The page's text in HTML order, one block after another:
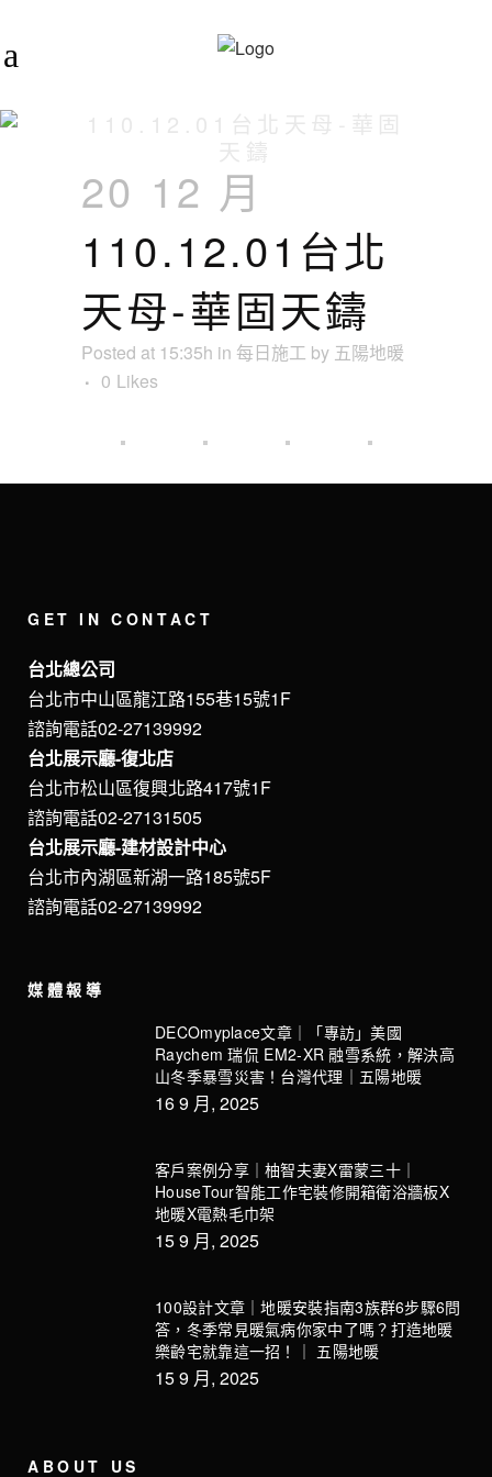
20 12 月
110.12.01台北
天母-華固天鑄
Posted at 15:35h in 每日施工 by 五陽地暖
0 Likes
GET IN CONTACT
台北總公司
台北市中山區龍江路155巷15號1F
諮詢電話02-27139992
台北展示廳-復北店
台北市松山區復興北路417號1F
諮詢電話02-27131505
台北展示廳-建材設計中心
台北市內湖區新湖一路185號5F
諮詢電話02-27139992
媒體報導
DECOmyplace文章｜「專訪」美國
Raychem 瑞侃 EM2-XR 融雪系統，解決高
山冬季暴雪災害！台灣代理｜五陽地暖
16 9 月, 2025
客戶案例分享｜柚智夫妻X雷蒙三十｜
HouseTour智能工作宅裝修開箱衛浴牆板X
地暖X電熱毛巾架
15 9 月, 2025
100設計文章｜地暖安裝指南3族群6步驟6問
答，冬季常見暖氣病你家中了嗎？打造地暖
樂齡宅就靠這一招！｜ 五陽地暖
15 9 月, 2025
ABOUT US